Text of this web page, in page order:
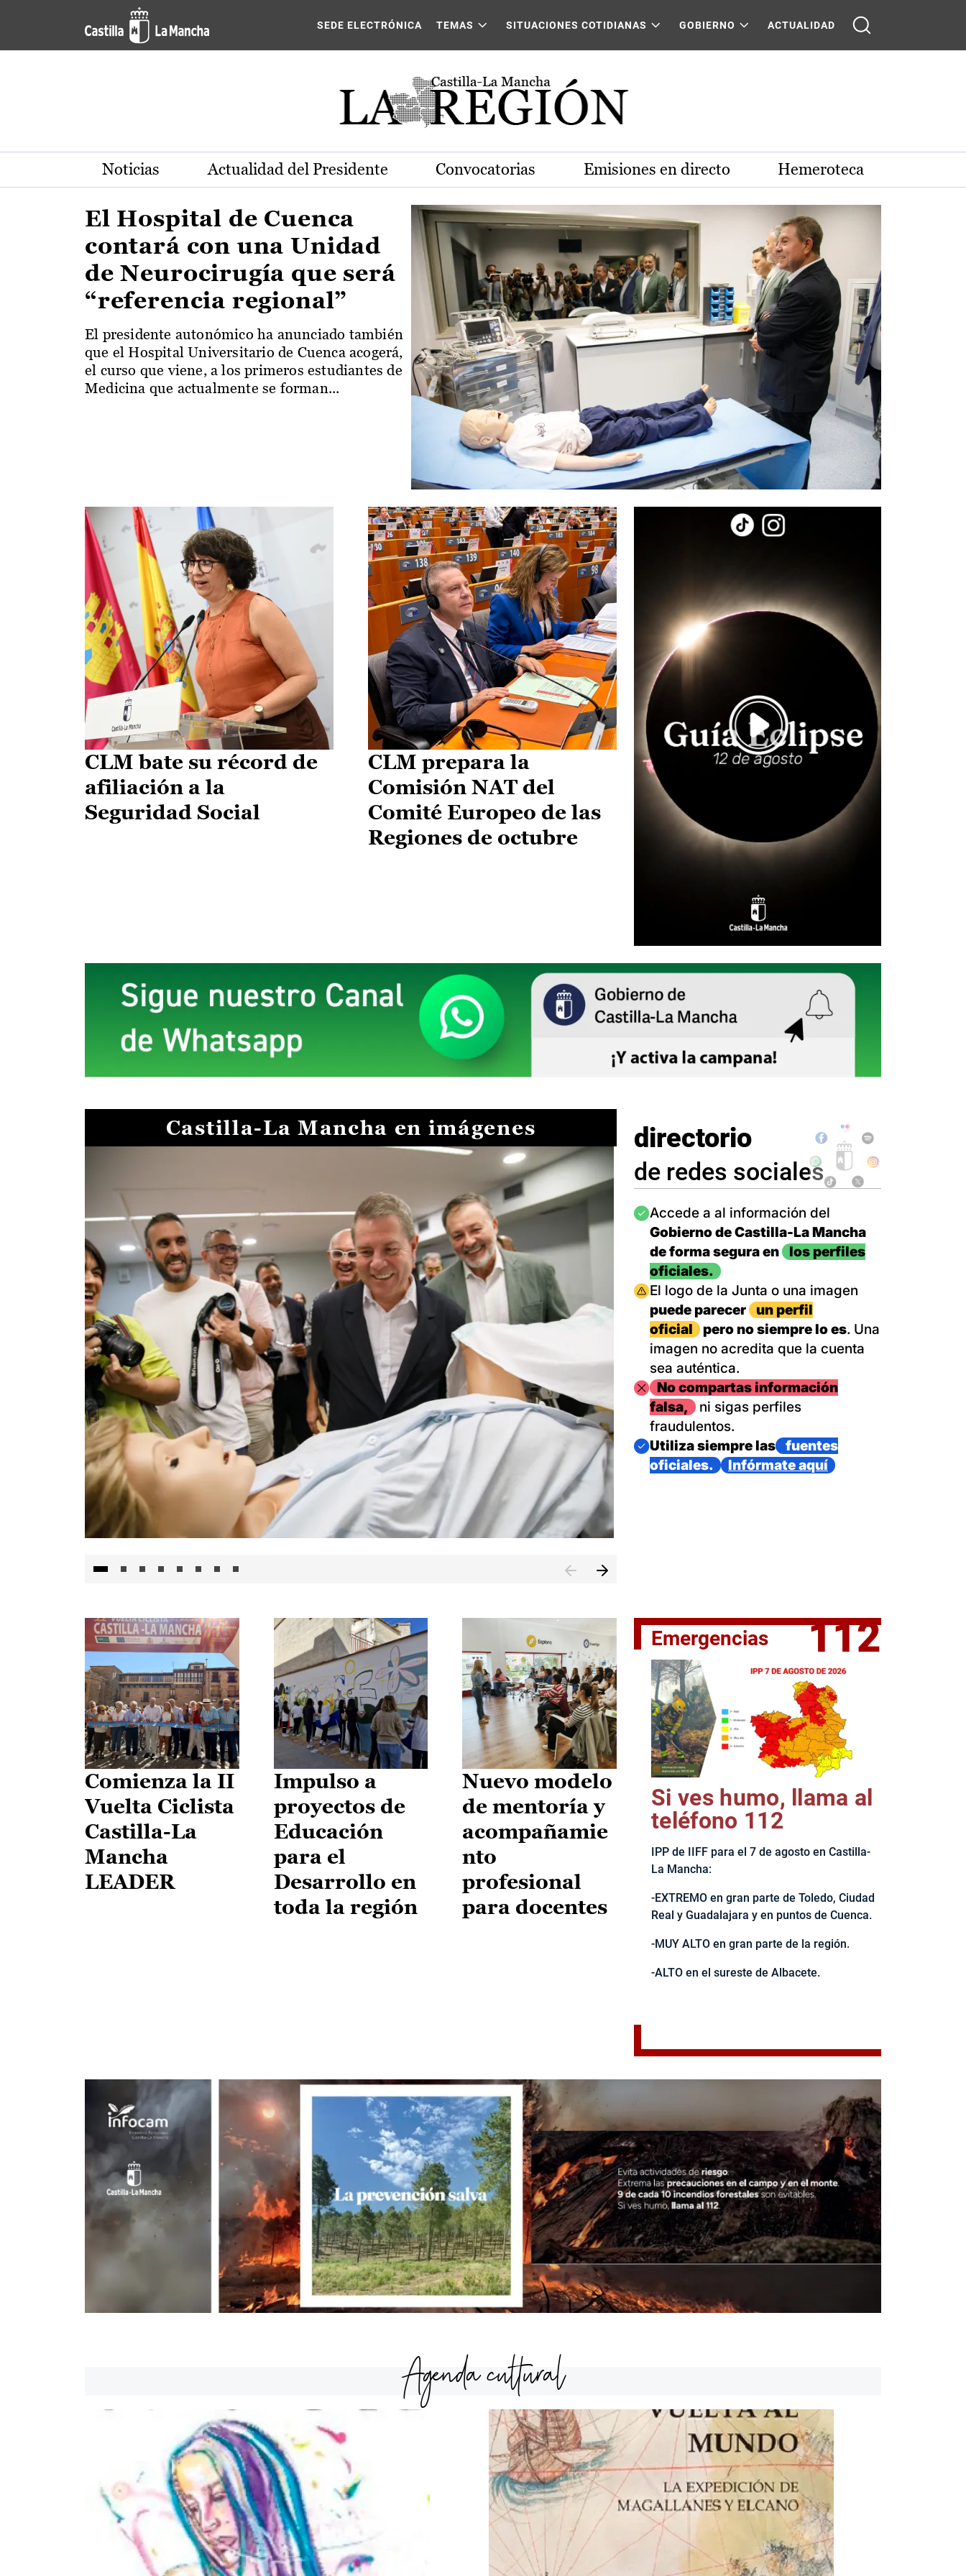
Pasar al contenido principal
Actualidad de la región de Castilla-La Mancha
SEDE ELECTRÓNICA TEMAS SITUACIONES COTIDIANAS GOBIERNO ACTUALIDAD
Noticias Actualidad del Presidente Convocatorias Emisiones en directo Hemeroteca
El Hospital de Cuenca
contará con una Unidad
de Neurocirugía que será
“referencia regional”
El presidente autonómico ha anunciado también
que el Hospital Universitario de Cuenca acogerá,
el curso que viene, a los primeros estudiantes de
Medicina que actualmente se forman...
CLM bate su récord de
afiliación a la
Seguridad Social
CLM prepara la
Comisión NAT del
Comité Europeo de las
Regiones de octubre
Castilla-La Mancha en imágenes
El jefe del Ejecutivo castellanomanchego, Emiliano García-
directorio
de redes sociales
Imagen
Accede a al información del
Gobierno de Castilla-La Mancha
de forma segura en
los perfiles
oficiales.
Imagen
El logo de la Junta o una imagen
puede parecer
un perfil
oficial
pero no siempre lo es. Una
imagen no acredita que la cuenta
sea auténtica.
ImagenNo compartas información
falsa,
ni sigas perfiles
fraudulentos.
Imagen
Utiliza siempre las
fuentes
oficiales.
Infórmate aquí
Comienza la II
Vuelta Ciclista
Castilla-La
Mancha
LEADER
Impulso a
proyectos de
Educación
para el
Desarrollo en
toda la región
Nuevo modelo
de mentoría y
acompañamie
nto
profesional
para docentes
Emergencias 112
Si ves humo, llama al
teléfono 112
IPP de IIFF para el 7 de agosto en Castilla-
La Mancha:
-EXTREMO en gran parte de Toledo, Ciudad
Real y Guadalajara y en puntos de Cuenca.
-MUY ALTO en gran parte de la región.
-ALTO en el sureste de Albacete.
Agenda cultural